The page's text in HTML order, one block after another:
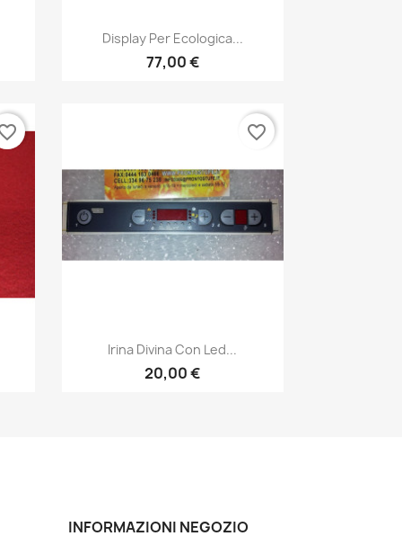
Anteprima
Display Per Ecologica...
77,00 €
Anteprima
Irina Divina Con Led...
20,00 €
favorite_border
INFORMAZIONI NEGOZIO